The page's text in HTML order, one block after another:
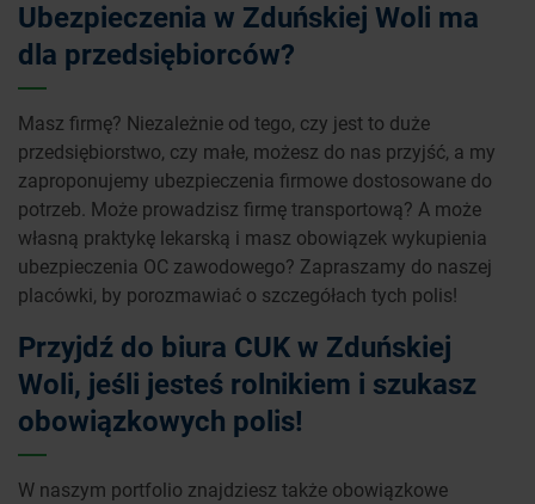
Ubezpieczenia w Zduńskiej Woli ma
dla przedsiębiorców?
Masz firmę? Niezależnie od tego, czy jest to duże
przedsiębiorstwo, czy małe, możesz do nas przyjść, a my
zaproponujemy ubezpieczenia firmowe dostosowane do
potrzeb. Może prowadzisz firmę transportową? A może
własną praktykę lekarską i masz obowiązek wykupienia
ubezpieczenia OC zawodowego? Zapraszamy do naszej
placówki, by porozmawiać o szczegółach tych polis!
Przyjdź do biura CUK w Zduńskiej
Woli, jeśli jesteś rolnikiem i szukasz
obowiązkowych polis!
W naszym portfolio znajdziesz także obowiązkowe